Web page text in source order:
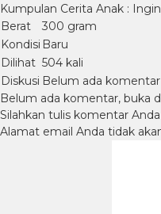
Kumpulan Cerita Anak :
Berat
300 gram
Kondisi Baru
Dilihat 504 kali
Diskusi Belum ada komentar
Belum ada komentar, buka
Silahkan tulis komentar Anda
Alamat email Anda tidak